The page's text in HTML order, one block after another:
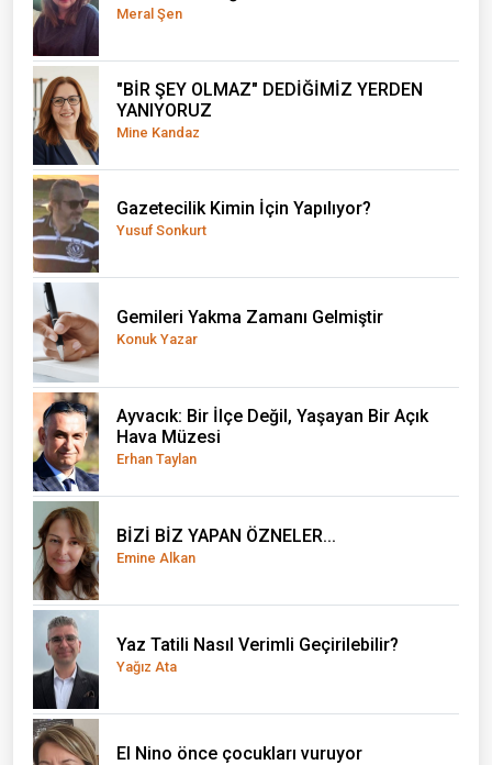
Meral Şen
"BİR ŞEY OLMAZ" DEDİĞİMİZ YERDEN
YANIYORUZ
Mine Kandaz
Gazetecilik Kimin İçin Yapılıyor?
Yusuf Sonkurt
Gemileri Yakma Zamanı Gelmiştir
Konuk Yazar
Ayvacık: Bir İlçe Değil, Yaşayan Bir Açık
Hava Müzesi
Erhan Taylan
BİZİ BİZ YAPAN ÖZNELER...
Emine Alkan
Yaz Tatili Nasıl Verimli Geçirilebilir?
Yağız Ata
El Nino önce çocukları vuruyor